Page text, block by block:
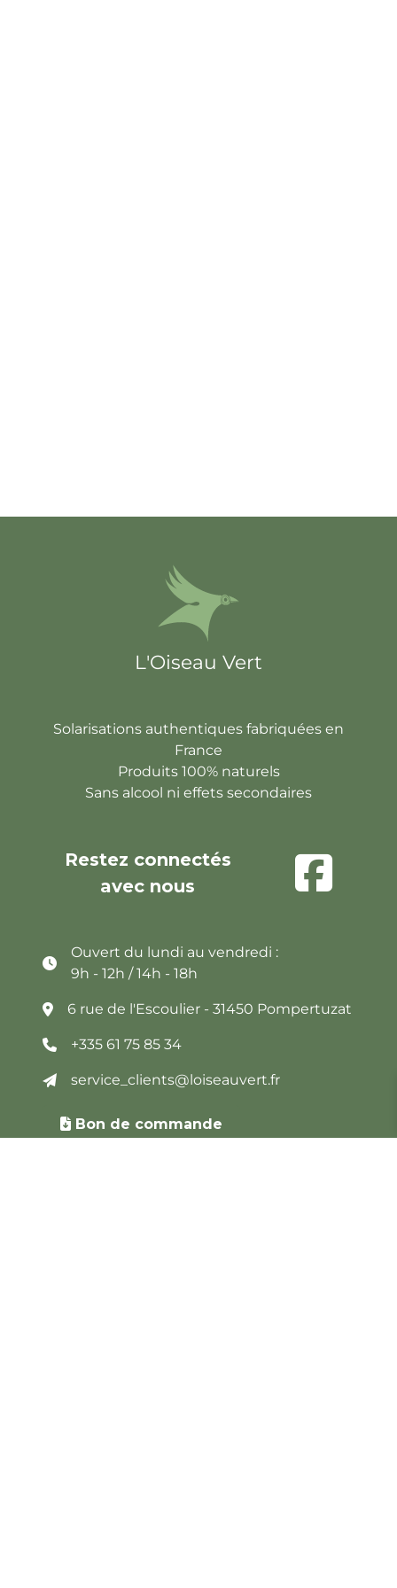
L'Oiseau Vert
Solarisations authentiques fabriquées en
France
Produits 100% naturels
Sans alcool ni effets secondaires
Restez connectés
avec nous
Ouvert du lundi au vendredi :
9h - 12h / 14h - 18h
6 rue de l'Escoulier - 31450 Pompertuzat
+335 61 75 85 34
service_clients@loiseauvert.fr
Bon de commande